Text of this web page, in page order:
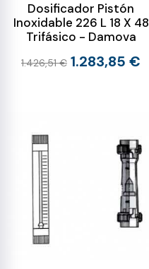
Dosificador Pistón
Inoxidable 226 L 18 X 48
Trifásico - Damova
1.426,51 € 1.283,85 €